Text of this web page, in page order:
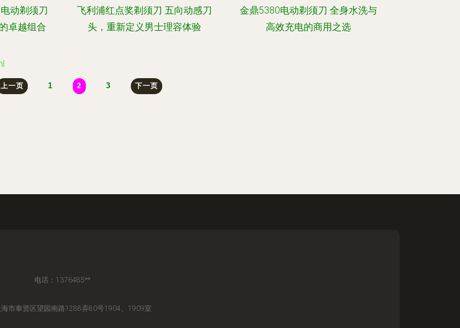
动剃须刀
卓越组合
飞利浦红点奖剃须刀 五向动感刀
头，重新定义男士理容体验
金鼎5380电动剃须刀 全身水洗与
高效充电的商用之选
上一页 1 2 3 下一页
电话：1376485**
市奉贤区望园南路1288弄80号1904、1909室